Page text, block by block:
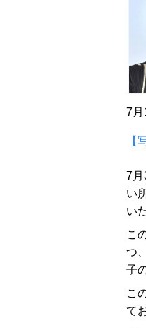
7月
【
7月
い
い
こ
つ
子
こ
て